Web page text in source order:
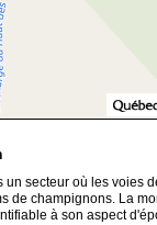
un secteur où les voies
de champignons. La
à son aspect